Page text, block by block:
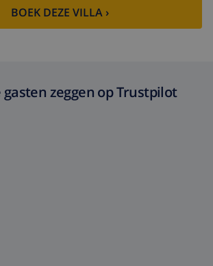
BOEK DEZE VILLA ›
gasten zeggen op Trustpilot